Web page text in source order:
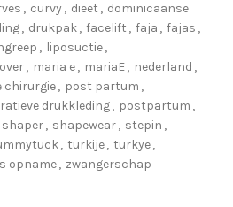
, curvy, dieet , dominicaanse
, drukpak, facelift , faja , fajas ,
, liposuctie,
, maria e, mariaE, nederland ,
chirurgie, post partum ,
drukkleding, postpartum ,
shaper, shapewear, stepin ,
, turkije, turkye,
opname, zwangerschap